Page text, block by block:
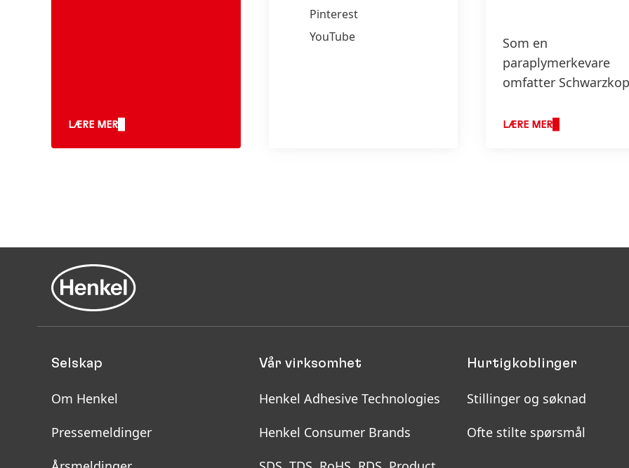
LÆRE MER
Pinterest
YouTube
Som en
paraplymerkevare
omfatter
tre kategoriene
LÆRE MER
Selskap
Om Henkel
Pressemeldinger
Vår virksomhet
Henkel Adhesive Technologies
Henkel Consumer Brands
Hurtigkoblinger
Stillinger og søknad
Ofte stilte spørsmål